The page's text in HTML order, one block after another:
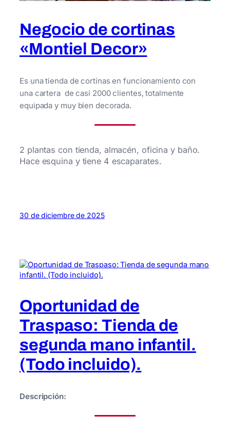
Negocio de cortinas
«Montiel Decor»
Es una tienda de cortinas en funcionamiento con
una cartera de casi 2000 clientes, totalmente
equipada y muy bien decorada.
2 plantas con tienda, almacén, oficina y baño.
Hace esquina y tiene 4 escaparates.
30 de diciembre de 2025
Oportunidad de
Traspaso: Tienda de
segunda mano infantil.
(Todo incluido).
Descripción: